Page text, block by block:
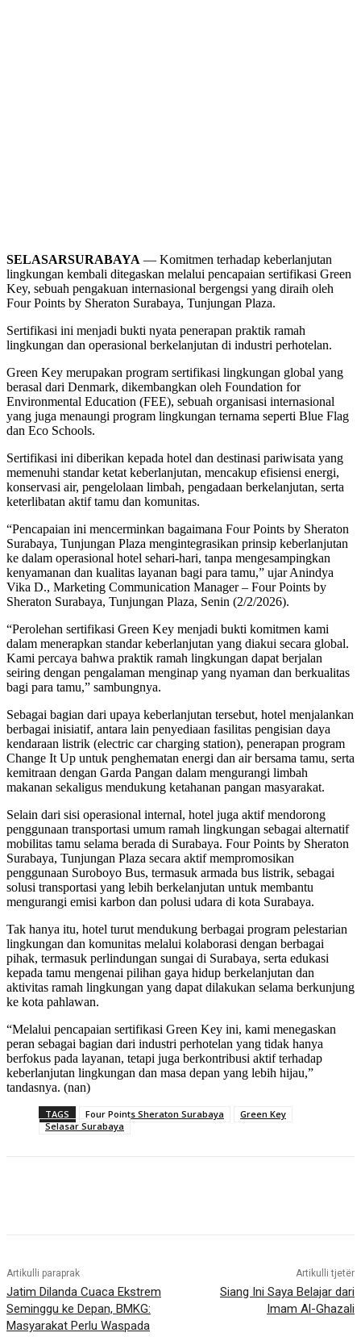
SELASARSURABAYA — Komitmen terhadap keberlanjutan
lingkungan kembali ditegaskan melalui pencapaian sertifikasi Green
Key, sebuah pengakuan internasional bergengsi yang diraih oleh
Four Points by Sheraton Surabaya, Tunjungan Plaza.
Sertifikasi ini menjadi bukti nyata penerapan praktik ramah
lingkungan dan operasional berkelanjutan di industri perhotelan.
Green Key merupakan program sertifikasi lingkungan global yang
berasal dari Denmark, dikembangkan oleh Foundation for
Environmental Education (FEE), sebuah organisasi internasional
yang juga menaungi program lingkungan ternama seperti Blue Flag
dan Eco Schools.
Sertifikasi ini diberikan kepada hotel dan destinasi pariwisata yang
memenuhi standar ketat keberlanjutan, mencakup efisiensi energi,
konservasi air, pengelolaan limbah, pengadaan berkelanjutan, serta
keterlibatan aktif tamu dan komunitas.
“Pencapaian ini mencerminkan bagaimana Four Points by Sheraton
Surabaya, Tunjungan Plaza mengintegrasikan prinsip keberlanjutan
ke dalam operasional hotel sehari-hari, tanpa mengesampingkan
kenyamanan dan kualitas layanan bagi para tamu,” ujar Anindya
Vika D., Marketing Communication Manager – Four Points by
Sheraton Surabaya, Tunjungan Plaza, Senin (2/2/2026).
“Perolehan sertifikasi Green Key menjadi bukti komitmen kami
dalam menerapkan standar keberlanjutan yang diakui secara global.
Kami percaya bahwa praktik ramah lingkungan dapat berjalan
seiring dengan pengalaman menginap yang nyaman dan berkualitas
bagi para tamu,” sambungnya.
Sebagai bagian dari upaya keberlanjutan tersebut, hotel menjalankan
berbagai inisiatif, antara lain penyediaan fasilitas pengisian daya
kendaraan listrik (electric car charging station), penerapan program
Change It Up untuk penghematan energi dan air bersama tamu, serta
kemitraan dengan Garda Pangan dalam mengurangi limbah
makanan sekaligus mendukung ketahanan pangan masyarakat.
Selain dari sisi operasional internal, hotel juga aktif mendorong
penggunaan transportasi umum ramah lingkungan sebagai alternatif
mobilitas tamu selama berada di Surabaya. Four Points by Sheraton
Surabaya, Tunjungan Plaza secara aktif mempromosikan
penggunaan Suroboyo Bus, termasuk armada bus listrik, sebagai
solusi transportasi yang lebih berkelanjutan untuk membantu
mengurangi emisi karbon dan polusi udara di kota Surabaya.
Tak hanya itu, hotel turut mendukung berbagai program pelestarian
lingkungan dan komunitas melalui kolaborasi dengan berbagai
pihak, termasuk perlindungan sungai di Surabaya, serta edukasi
kepada tamu mengenai pilihan gaya hidup berkelanjutan dan
aktivitas ramah lingkungan yang dapat dilakukan selama berkunjung
ke kota pahlawan.
“Melalui pencapaian sertifikasi Green Key ini, kami menegaskan
peran sebagai bagian dari industri perhotelan yang tidak hanya
berfokus pada layanan, tetapi juga berkontribusi aktif terhadap
keberlanjutan lingkungan dan masa depan yang lebih hijau,”
tandasnya. (nan)
TAGS Four Points Sheraton Surabaya
Green Key
Selasar Surabaya
Artikulli paraprak
Jatim Dilanda Cuaca Ekstrem
Seminggu ke Depan, BMKG:
Masyarakat Perlu Waspada
Artikulli tjetër
Siang Ini Saya Belajar dari
Imam Al-Ghazali